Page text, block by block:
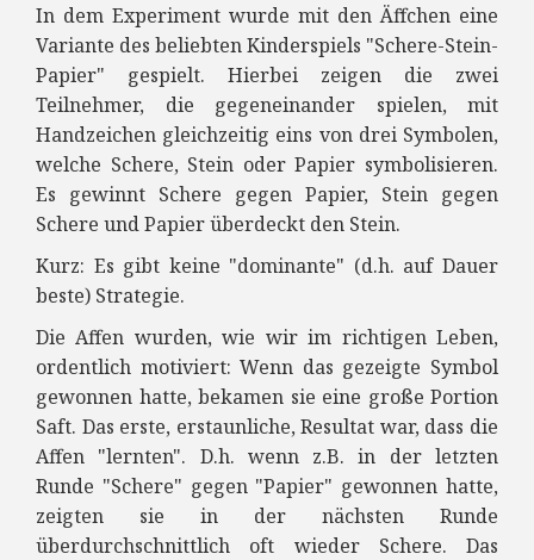
In dem Experiment wurde mit den Äffchen eine
Variante des beliebten Kinderspiels "Schere-Stein-
Papier" gespielt. Hierbei zeigen die zwei
Teilnehmer, die gegeneinander spielen, mit
Handzeichen gleichzeitig eins von drei Symbolen,
welche Schere, Stein oder Papier symbolisieren.
Es gewinnt Schere gegen Papier, Stein gegen
Schere und Papier überdeckt den Stein.
Kurz: Es gibt keine "dominante" (d.h. auf Dauer
beste) Strategie.
Die Affen wurden, wie wir im richtigen Leben,
ordentlich motiviert: Wenn das gezeigte Symbol
gewonnen hatte, bekamen sie eine große Portion
Saft. Das erste, erstaunliche, Resultat war, dass die
Affen "lernten". D.h. wenn z.B. in der letzten
Runde "Schere" gegen "Papier" gewonnen hatte,
zeigten sie in der nächsten Runde
überdurchschnittlich oft wieder Schere. Das